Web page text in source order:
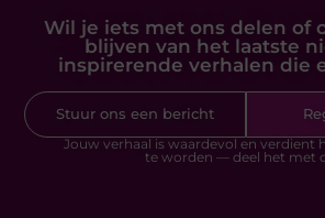
Wil je iets met ons delen of
blijven van het laatste
inspirerende verhalen die
Stuur ons een bericht
Jouw verhaal is waardevol en verdient
te worden — deel het met